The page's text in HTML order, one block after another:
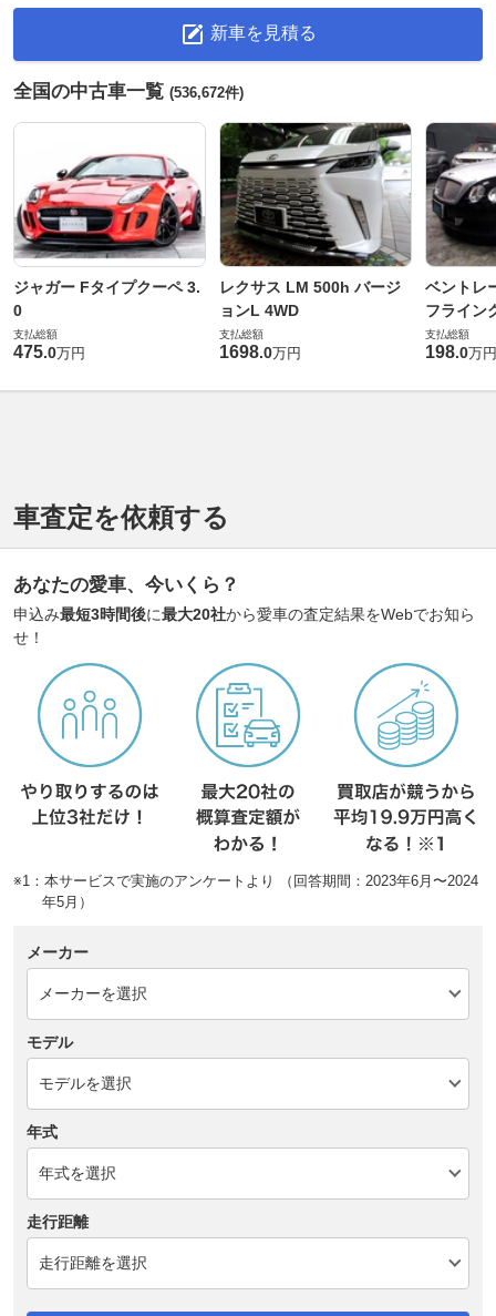
新車を見積る
全国の中古車一覧 (536,672件)
ジャガー Fタイプクーペ 3.
0
支払総額
475.0万円
レクサス LM 500h バージ
ョンL 4WD
支払総額
1698.0万円
ベントレ
フライン
支払総額
198.0万円
車査定を依頼する
あなたの愛車、今いくら？
申込み最短3時間後に最大20社から愛車の査定結果をWebでお知ら
せ！
※1：本サービスで実施のアンケートより （回答期間：2023年6月〜2024
年5月）
メーカー
モデル
年式
走行距離